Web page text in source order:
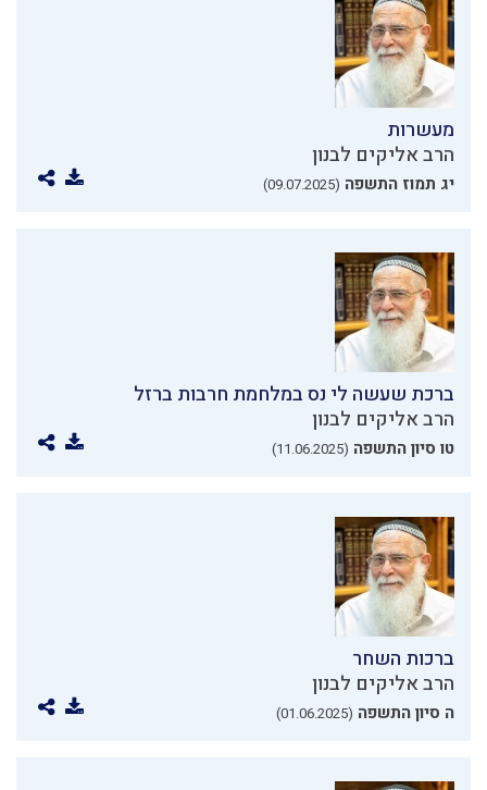
מעשרות
הרב אליקים לבנון
יג תמוז התשפה (09.07.2025)
ברכת שעשה לי נס במלחמת חרבות ברזל
הרב אליקים לבנון
טו סיון התשפה (11.06.2025)
ברכות השחר
הרב אליקים לבנון
ה סיון התשפה (01.06.2025)